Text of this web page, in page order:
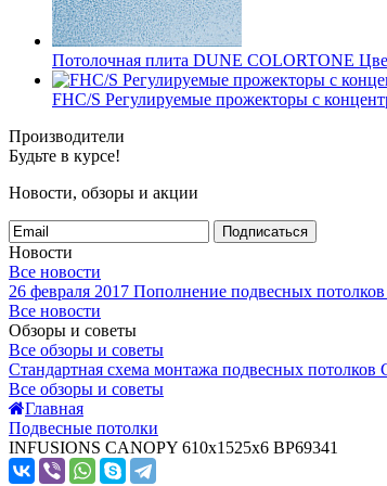
Потолочная плита DUNE COLORTONE
FHC/S Регулируемые прожекторы с
Производители
Будьте в курсе!
Новости, обзоры и акции
Подписаться
Новости
Все новости
26 февраля 2017 Пополнение подвесных потолков
Все новости
Обзоры и советы
Все обзоры и советы
Стандартная схема монтажа подвесных потолков
Все обзоры и советы
Главная
Подвесные потолки
INFUSIONS CANOPY 610x1525x6 BP69341